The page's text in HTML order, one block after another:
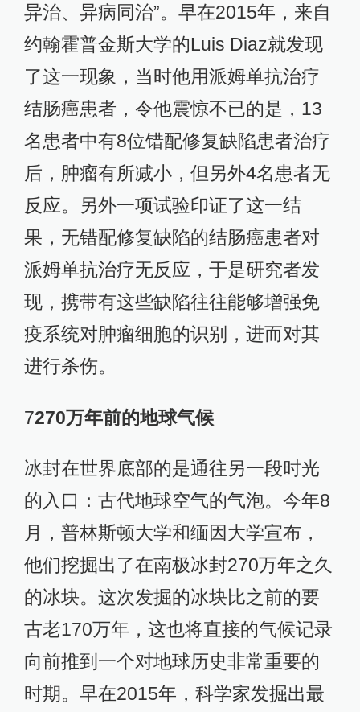
异治、异病同治”。早在2015年，来自
约翰霍普金斯大学的Luis Diaz就发现
了这一现象，当时他用派姆单抗治疗
结肠癌患者，令他震惊不已的是，13
名患者中有8位错配修复缺陷患者治疗
后，肿瘤有所减小，但另外4名患者无
反应。另外一项试验印证了这一结
果，无错配修复缺陷的结肠癌患者对
派姆单抗治疗无反应，于是研究者发
现，携带有这些缺陷往往能够增强免
疫系统对肿瘤细胞的识别，进而对其
进行杀伤。
7270万年前的地球气候
冰封在世界底部的是通往另一段时光
的入口：古代地球空气的气泡。今年8
月，普林斯顿大学和缅因大学宣布，
他们挖掘出了在南极冰封270万年之久
的冰块。这次发掘的冰块比之前的要
古老170万年，这也将直接的气候记录
向前推到一个对地球历史非常重要的
时期。早在2015年，科学家发掘出最